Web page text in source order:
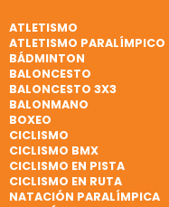
ATLETISMO
ATLETISMO PARALÍMPICO
BÁDMINTON
BALONCESTO
BALONCESTO 3X3
BALONMANO
BOXEO
CICLISMO
CICLISMO BMX
CICLISMO EN PISTA
CICLISMO EN RUTA
NATACIÓN PARALÍMPICA